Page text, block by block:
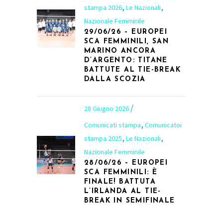
stampa 2026, Le Nazionali,
Nazionale Femminile
29/06/26 – EUROPEI
SCA FEMMINILI, SAN
MARINO ANCORA
D’ARGENTO: TITANE
BATTUTE AL TIE-BREAK
DALLA SCOZIA
28 Giugno 2026
Comunicati stampa, Comunicatoi
stampa 2025, Le Nazionali,
Nazionale Femminile
28/06/26 – EUROPEI
SCA FEMMINILI: È
FINALE! BATTUTA
L’IRLANDA AL TIE-
BREAK IN SEMIFINALE